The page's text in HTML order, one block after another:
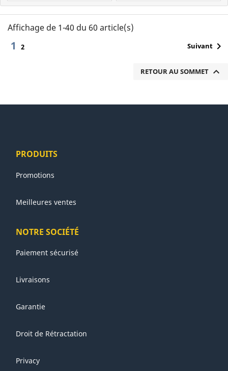
Affichage de 1-40 du 60 article(s)
1 2 Suivant 
RETOUR AU SOMMET 
PRODUITS
Promotions
Meilleures ventes
NOTRE SOCIÉTÉ
Paiement sécurisé
Livraisons
Garantie
Droit de Rétractation
Privacy